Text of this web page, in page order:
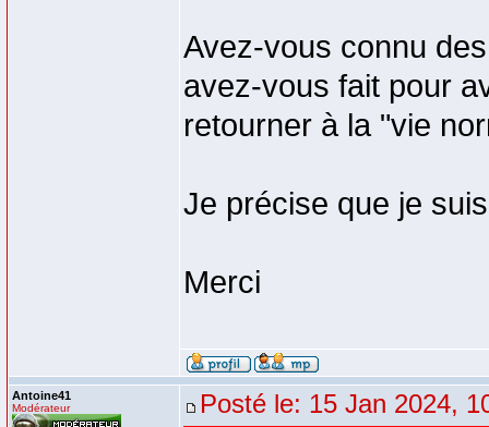
Avez-vous connu
avez-vous fait pour
retourner à la "vie
Je précise que je
Merci
Antoine41
Modérateur Posté le: 15 Jan 2024,